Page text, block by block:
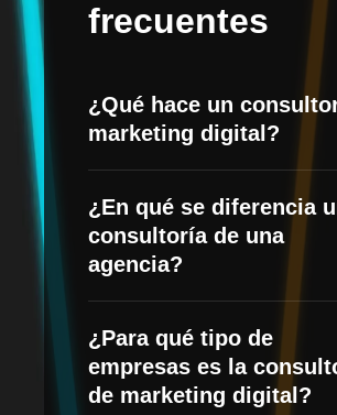
frecuentes
¿Qué hace un
marketing digital?
analiza tu negocio, mercado y
para diseñar una estrategia a
acompañarte en su ejecución.
invertir tu presupuesto donde
más resultados.
¿En qué se diferencia
consultoría de una
agencia?
el diagnóstico y la toma de
mientras que la agencia
campañas. En MHA
¿Para qué tipo de
empresas es la
de marketing digital?